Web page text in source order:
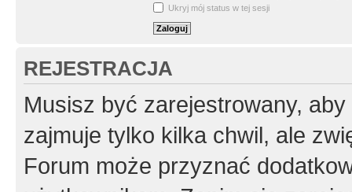
Ukryj mój status w tej sesji
REJESTRACJA
Musisz być zarejestrowany,
zajmuje tylko kilka chwil, ale
Forum może przyznać